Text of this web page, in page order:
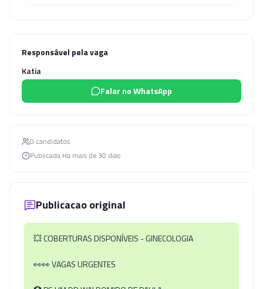
Responsável pela vaga
Katia
Falar no WhatsApp
0 candidatos
Publicada Ha mais de 30 dias
Publicacao original
💥COBERTURAS DISPONÍVEIS - GINECOLOGIA
👀👀VAGAS URGENTES